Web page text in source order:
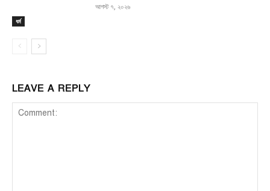
ধর্ম
আগস্ট ৭, ২০২৬
LEAVE A REPLY